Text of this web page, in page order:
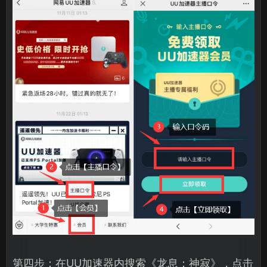
第四步：在UU加速器内搜索《龙息：神寂》，点击